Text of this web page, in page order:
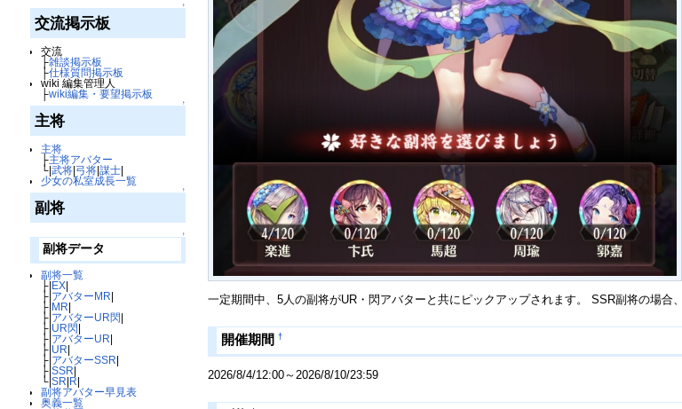
↑
交流掲示板
交流
├雑談掲示板
├仕様質問掲示板
wiki 編集管理人
├wiki編集・要望掲示板
↑
主将
主将
├主将アバター
└|武将|弓将|謀士|
少女の私室成長一覧
↑
副将
↑
副将データ
副将一覧
├| EX|
├| アバターMR
├| MR
├| アバターUR閃
├| UR閃
├| アバターUR
├| UR
├| アバターSSR
├| SSR
└| SR R
副将アバター早見表
奥義一覧
一定期間中、5人の副将がUR・閃アバターと共にピックアップされます。 SSR副将の場合
開催期間 †
2026/8/4/12:00～2026/8/10/23:59